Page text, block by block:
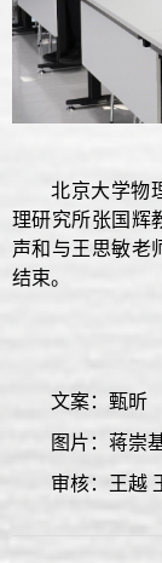
北京大学物
理研究所张国辉
声和与王思敏老
结束。
文案：甄昕
图片：蒋崇
审核：王越